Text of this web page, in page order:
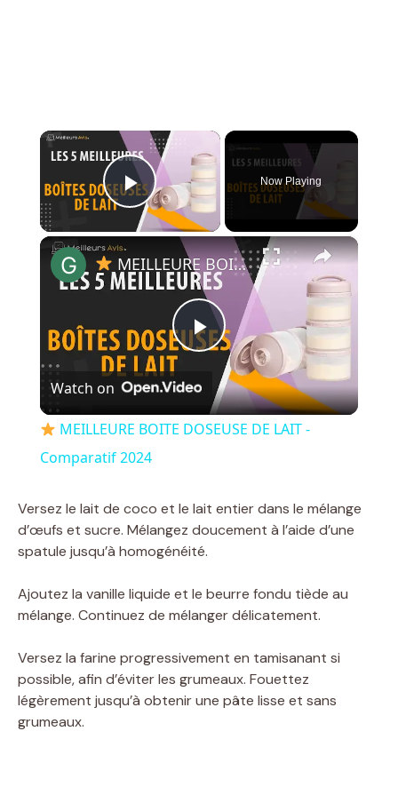
×
Play Video
Now Playing
×
P
l
y
V
i
d
MEILLEURE BOITE DOSEUSE DE LAIT - Comparatif 2024
Watch on
MEILLEURE BOITE DOSEUSE DE LAIT -
Comparatif 2024
Versez le lait de coco et le lait entier dans le mélange
d’œufs et sucre. Mélangez doucement à l’aide d’une
spatule jusqu’à homogénéité.
Ajoutez la vanille liquide et le beurre fondu tiède au
mélange. Continuez de mélanger délicatement.
Versez la farine progressivement en tamisanant si
possible, afin d’éviter les grumeaux. Fouettez
légèrement jusqu’à obtenir une pâte lisse et sans
grumeaux.